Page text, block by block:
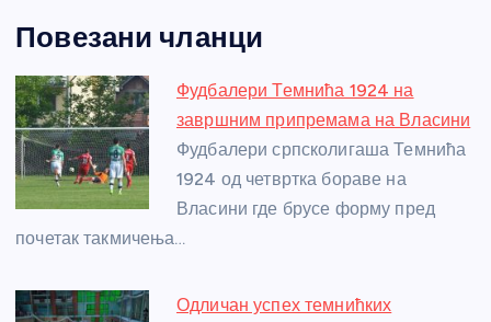
c
e
b
o
o
k
ss
e
n
g
er
itt
er
er at
s
A
p
p
a
g
e
e
st
e
Повезани чланци
Фудбалери Темнића 1924 на
завршним припремама на Власини
Фудбалери српсколигаша Темнића
1924 од четвртка бораве на
Власини где брусе форму пред
почетак такмичења…
Одличан успех темнићких